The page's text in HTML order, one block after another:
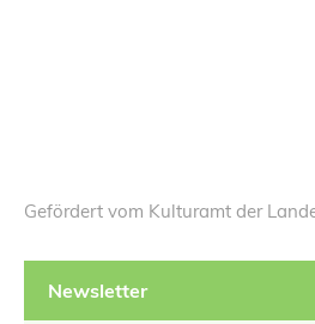
Gefördert vom Kulturamt der
Newsletter